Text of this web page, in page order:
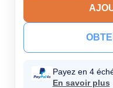
Payez en 4
En savoir plus